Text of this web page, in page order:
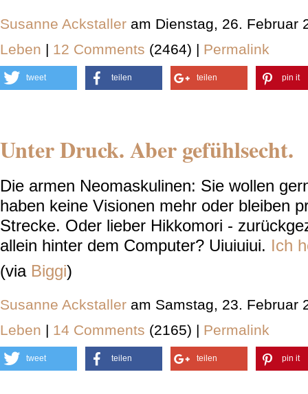
Susanne Ackstaller am Dienstag, 26. Februar
Leben | 12 Comments (2464) | Permalink
tweet teilen teilen pin it
Unter Druck. Aber gefühlsecht.
Die armen Neomaskulinen: Sie wollen
haben keine Visionen mehr oder bleiben
Strecke. Oder lieber Hikkomori -
allein hinter dem Computer? Uiuiuiui. Ich
(via Biggi)
Susanne Ackstaller am Samstag, 23. Februar
Leben | 14 Comments (2165) | Permalink
tweet teilen teilen pin it